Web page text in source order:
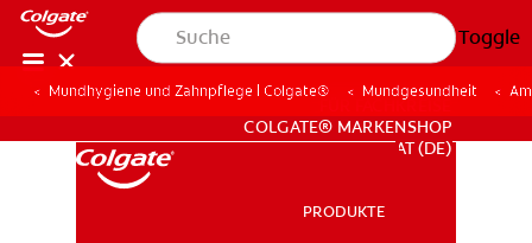
Toggle
FÜR FACHKREISE
COLGATE® MARKENSHOP
AT (DE)
PRODUKTE
Mundhygiene und Zahnpflege | Colgate® Mundgesundheit